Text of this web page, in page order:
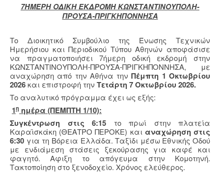
7ΉΜΕΡΗ ΟΔΙΚΗ ΕΚΔΡΟΜΗ ΚΩΝΣΤΑΝΤΙΝΟΥΠΟΛΗ-
ΠΡΟΥΣΑ-ΠΡΙΓΚΗΠΟΝΝΗΣΑ
Το Διοικητικό Συμβούλιο της Ένωσης Τεχνικών
Ημερήσιου και Περιοδικού Τύπου Αθηνών αποφάσισε
να πραγματοποιήσει 7ήμερη οδική εκδρομή στην
ΚΩΝΣΤΑΝΤΙΝΟΥΠΟΛΗ-ΠΡΟΥΣΑ-ΠΡΙΓΚΗΠΟΝΝΗΣΑ, με
αναχώρηση από την Αθήνα τηνΠέμπτη 1 Οκτωβρίου
2026και επιστροφή την Τετάρτη 7 Οκτωβρίου 2026.
Το αναλυτικό πρόγραμμα έχει ως εξής:
1η ημέρα (ΠΕΜΠΤΗ 1/10):
Συγκέντρωση στις 6:15 το πρωί στην πλατεία
Καραϊσκάκη (ΘΕΑΤΡΟ ΠΕΡΟΚΕ) και αναχώρηση στις
6:30 για τη Βόρεια Ελλάδα. Ταξίδι μέσω Εθνικής Οδού
με ενδιάμεση στάσεις ξεκούρασης για καφέ και
φαγητό. Αφιξη το απόγευμα στην Κομοτηνή.
Τακτοποίηση στο ξενοδοχείο. Χρόνος ελεύθερος.